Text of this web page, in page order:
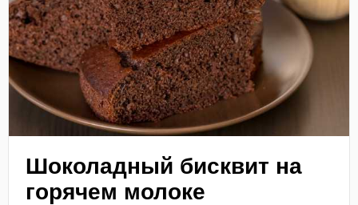
Шоколадный бисквит на
горячем молоке